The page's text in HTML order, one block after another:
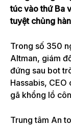
túc vào thứ Ba
tuyệt chủng
Trong số 350
Altman, giám
đứng sau bot
Hassabis,
gã khổng lồ
Trung tâm An